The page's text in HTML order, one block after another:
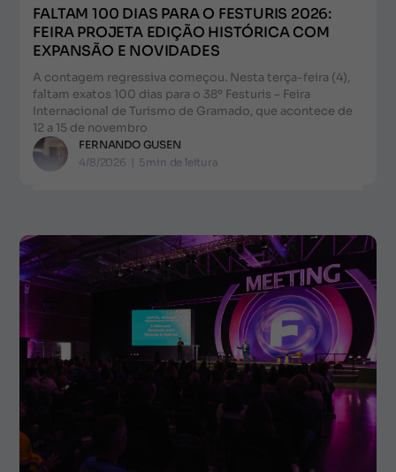
FALTAM 100 DIAS PARA O FESTURIS 2026:
FEIRA PROJETA EDIÇÃO HISTÓRICA COM
EXPANSÃO E NOVIDADES
A contagem regressiva começou. Nesta terça-feira (4),
faltam exatos 100 dias para o 38º Festuris – Feira
Internacional de Turismo de Gramado, que acontece de
12 a 15 de novembro
FERNANDO GUSEN
4/8/2026 | 5min de leitura